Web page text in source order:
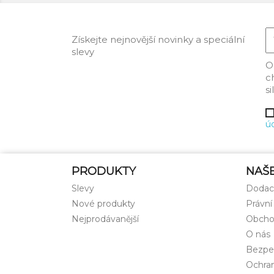
Získejte nejnovější novinky a speciální
slevy
PRODUKTY
Slevy
Nové produkty
Nejprodávanější
O nás